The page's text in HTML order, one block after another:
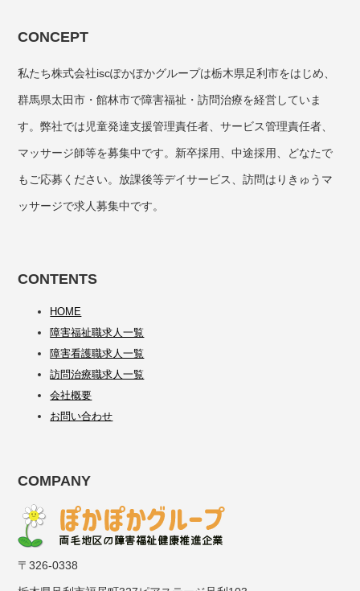
CONCEPT
私たち株式会社iscぽかぽかグループは栃木県足利市をはじめ、
群馬県太田市・館林市で障害福祉・訪問治療を経営していま
す。弊社では児童発達支援管理責任者、サービス管理責任者、
マッサージ師等を募集中です。新卒採用、中途採用、どなたで
もご応募ください。放課後等デイサービス、訪問はりきゅうマ
ッサージで求人募集中です。
CONTENTS
HOME
障害福祉職求人一覧
障害看護職求人一覧
訪問治療職求人一覧
会社概要
お問い合わせ
COMPANY
〒326-0338